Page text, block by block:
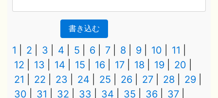
書き込む
1 2 3 4 5 6 7 8 9 10
11
12
13 14 15 16 17 18 19
20
21
22 23 24 25 26 27 28
29
30
31 32 33 34 35 36
37